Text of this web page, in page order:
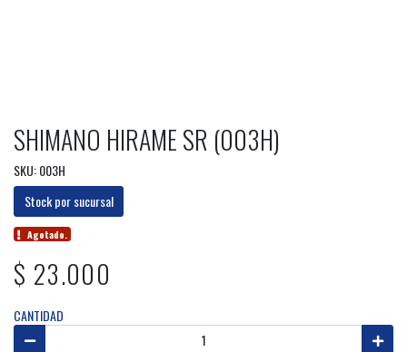
SHIMANO HIRAME SR (003H)
SKU: 003H
Stock por sucursal
Agotado.
$ 23.000
CANTIDAD